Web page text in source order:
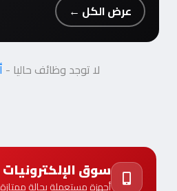
عرض الكل ←
لا توجد وظائف حاليا -
سوق
أجهزة مستعملة بحالة